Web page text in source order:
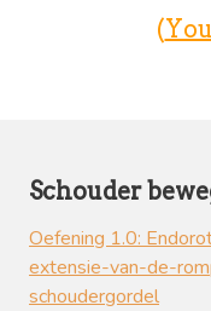
(
Schouder
Oefening 1.0:
extensie-van-de-
schoudergordel